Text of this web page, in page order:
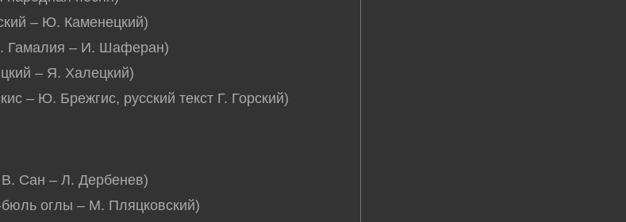
– Ю. Каменецкий)
Гамалия – И. Шаферан)
– Я. Халецкий)
– Ю. Брежгис, русский текст Г. Горский)
Сан – Л. Дербенев)
оглы – М. Пляцковский)